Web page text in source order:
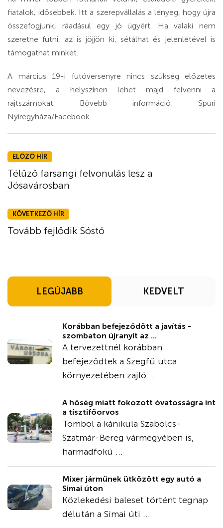
fiatalok, idősebbek. Itt a szerepvállalás a lényeg, hogy újra
összefogjunk, ráadásul egy jó ügyért. Ha valaki nem
szeretne futni, az is jöjjön ki, sétálhat és jelenlétével is
támogathat minket.
A március 19-i futóversenyre nincs szükség előzetes
nevezésre, a helyszínen lehet majd felvenni a
rajtszámokat. Bővebb információ: Spuri
Nyíregyháza/Facebook.
ELŐZŐ HÍR
Télűző farsangi felvonulás lesz a
Jósavárosban
KÖVETKEZŐ HÍR
Tovább fejlődik Sóstó
LEGÚJABB KEDVELT
Korábban befejeződött a javítás -
szombaton újranyit az ...
A tervezettnél korábban
befejeződtek a Szegfű utca
környezetében zajló ...
A hőség miatt fokozott óvatosságra int
a tisztifőorvos
Tombol a kánikula Szabolcs-
Szatmár-Bereg vármegyében is,
harmadfokú ...
Mixer járműnek ütközött egy autó a
Simai úton
Közlekedési baleset történt tegnap
délután a Simai úti ...